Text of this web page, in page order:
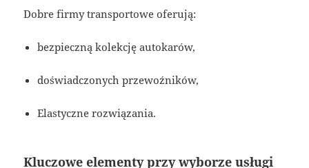
Dobre firmy transportowe oferują:
bezpieczną kolekcję autokarów,
doświadczonych przewoźników,
Elastyczne rozwiązania.
Kluczowe elementy przy wyborze usługi